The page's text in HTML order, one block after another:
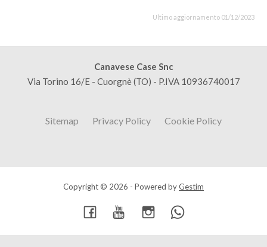
Ultimo aggiornamento 01/12/2023
Canavese Case Snc
Via Torino 16/E - Cuorgnè (TO) - P.IVA 10936740017
Sitemap Privacy Policy Cookie Policy
Copyright © 2026 - Powered byGestim